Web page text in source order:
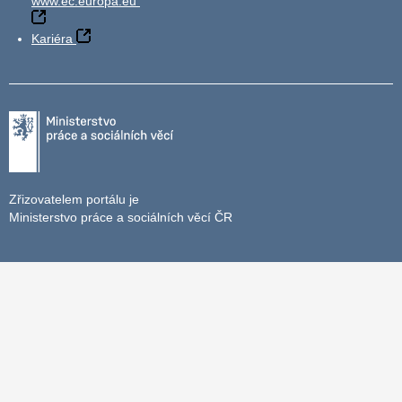
Kariéra
Zřizovatelem portálu je
Ministerstvo práce a sociálních věcí ČR